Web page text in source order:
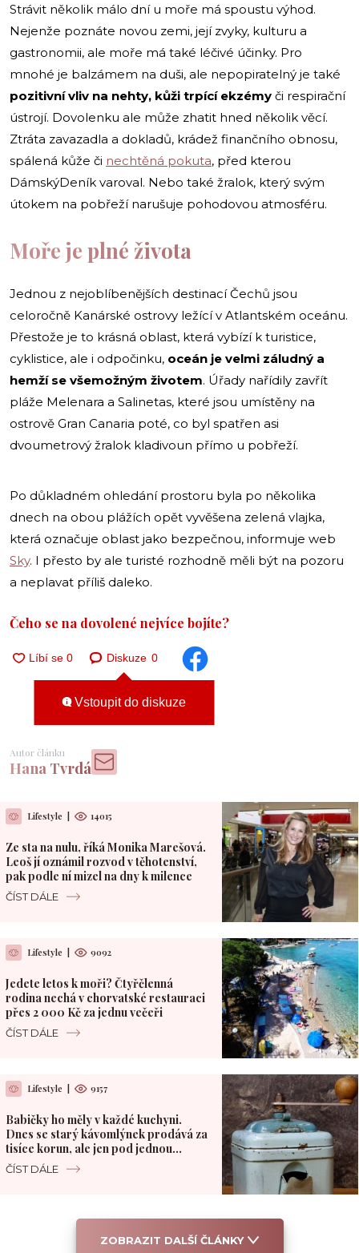
Strávit několik málo dní u moře má spoustu výhod.
Nejenže poznáte novou zemi, její zvyky, kulturu a
gastronomii, ale moře má také léčivé účinky. Pro
mnohé je balzámem na duši, ale nepopiratelný je také
pozitivní vliv na nehty, kůži trpící ekzémy či respirační
ústrojí. Dovolenku ale může zhatit hned několik věcí.
Ztráta zavazadla a dokladů, krádež finančního obnosu,
spálená kůže či nechtěná pokuta, před kterou
DámskýDeník varoval. Nebo také žralok, který svým
útokem na pobřeží narušuje pohodovou atmosféru.
Moře je plné života
Jednou z nejoblíbenějších destinací Čechů jsou
celoročně Kanárské ostrovy ležící v Atlantském oceánu.
Přestože je to krásná oblast, která vybízí k turistice,
cyklistice, ale i odpočinku, oceán je velmi záludný a
hemží se všemožným životem. Úřady nařídily zavřít
pláže Melenara a Salinetas, které jsou umístěny na
ostrově Gran Canaria poté, co byl spatřen asi
dvoumetrový žralok kladivoun přímo u pobřeží.
Po důkladném ohledání prostoru byla po několika
dnech na obou plážích opět vyvěšena zelená vlajka,
která označuje oblast jako bezpečnou, informuje web
Sky. I přesto by ale turisté rozhodně měli být na pozoru
a neplavat příliš daleko.
Čeho se na dovolené nejvíce bojíte?
Diskuze 0
Vstoupit do diskuze
Autor článku
Hana Tvrdá
Lifestyle 14015
Ze sta na nulu, říká Monika Marešová.
Leoš jí oznámil rozvod v těhotenství,
pak podle ní mizel na dny k milence
ČÍST DÁLE
Lifestyle 9092
Jedete letos k moři? Čtyřčlenná
rodina nechá v chorvatské restauraci
přes 2 000 Kč za jednu večeři
ČÍST DÁLE
Lifestyle 9157
Babičky ho měly v každé kuchyni.
Dnes se starý kávomlýnek prodává za
tisíce korun, ale jen pod jednou
podmínkou
ČÍST DÁLE
ZOBRAZIT DALŠÍ ČLÁNKY